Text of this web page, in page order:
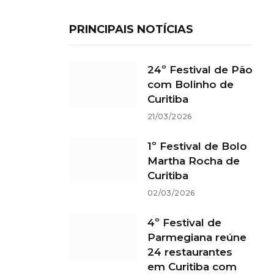
PRINCIPAIS NOTÍCIAS
24º Festival de Pão
com Bolinho de
Curitiba
21/03/2026
1º Festival de Bolo
Martha Rocha de
Curitiba
02/03/2026
4º Festival de
Parmegiana reúne
24 restaurantes
em Curitiba com